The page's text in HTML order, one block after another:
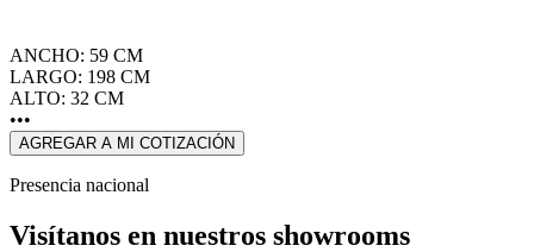
ANCHO: 59 CM
LARGO: 198 CM
ALTO: 32 CM
•••
AGREGAR A MI COTIZACIÓN
Presencia nacional
Visítanos en nuestros showrooms